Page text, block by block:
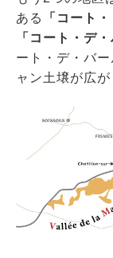
ある
「コート
「コート・デ・
ート・デ・バ
ャン土壌が広が